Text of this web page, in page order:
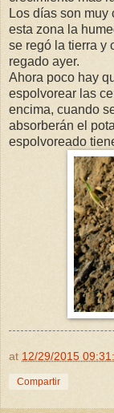
Los días son
esta zona la
se regó la tierra y
regado ayer.
Ahora poco hay
espolvorear las
encima, cuando
absorberán el
espolvoreado
at 12/29/2015
Compartir